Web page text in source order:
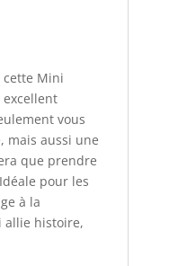
cette Mini
excellent
vous
mais aussi une
que prendre
pour les
à la
allie histoire,